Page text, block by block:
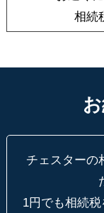
相続
チェスターの
1円でも相続